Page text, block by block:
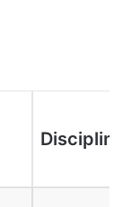
Disciplina